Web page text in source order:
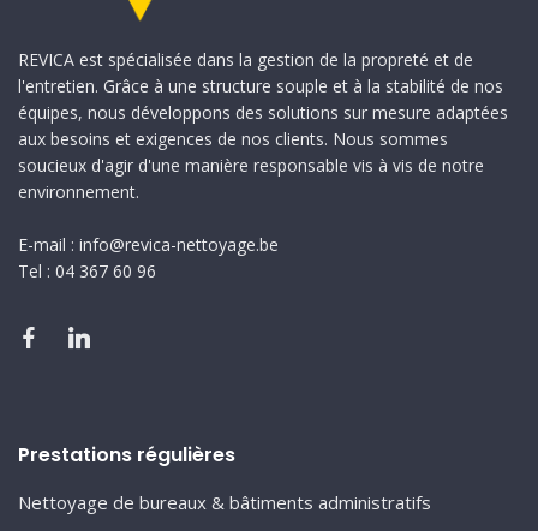
REVICA est spécialisée dans la gestion de la propreté et de
l'entretien. Grâce à une structure souple et à la stabilité de nos
équipes, nous développons des solutions sur mesure adaptées
aux besoins et exigences de nos clients. Nous sommes
soucieux d'agir d'une manière responsable vis à vis de notre
environnement.
E-mail : info@revica-nettoyage.be
Tel : 04 367 60 96
Prestations régulières
Nettoyage de bureaux & bâtiments administratifs